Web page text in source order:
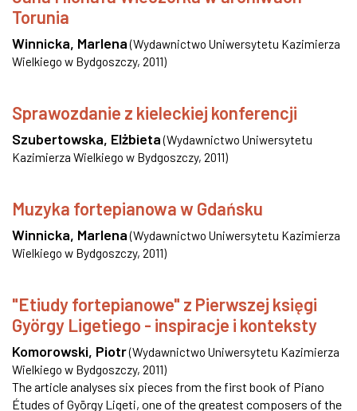
Torunia
Winnicka, Marlena (Wydawnictwo Uniwersytetu Kazimierza
Wielkiego w Bydgoszczy, 2011)
Sprawozdanie z kieleckiej konferencji
Szubertowska, Elżbieta (Wydawnictwo Uniwersytetu
Kazimierza Wielkiego w Bydgoszczy, 2011)
Muzyka fortepianowa w Gdańsku
Winnicka, Marlena (Wydawnictwo Uniwersytetu Kazimierza
Wielkiego w Bydgoszczy, 2011)
"Etiudy fortepianowe" z Pierwszej księgi
György Ligetiego - inspiracje i konteksty
Komorowski, Piotr(Wydawnictwo Uniwersytetu Kazimierza
Wielkiego w Bydgoszczy, 2011)
The article analyses six pieces from the first book of Piano
Études of György Ligeti, one of the greatest composers of the